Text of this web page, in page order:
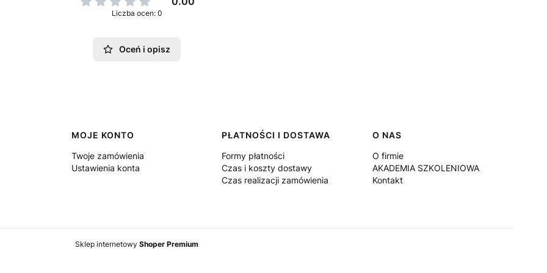
Liczba ocen: 0
Oceń i opisz
MOJE KONTO
Twoje zamówienia
Ustawienia konta
PŁATNOŚCI I DOSTAWA
Formy płatności
Czas i koszty dostawy
Czas realizacji zamówienia
O NAS
O firmie
AKADEMIA SZKOLENIOWA
Kontakt
Sklep internetowy Shoper Premium